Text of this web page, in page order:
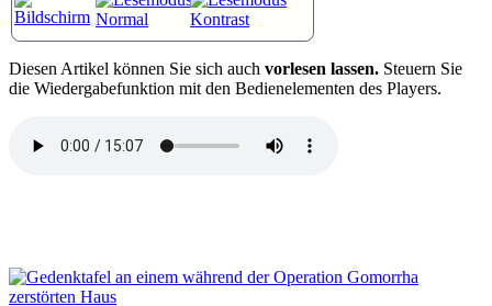
Diesen Artikel können Sie sich auch vorlesen lassen. Steuern Sie
die Wiedergabefunktion mit den Bedienelementen des Players.